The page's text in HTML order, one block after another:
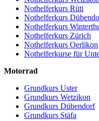
Nothelferkurs Rüti
Nothelferkurs
Nothelferkurs
Nothelferkurs Zürich
Nothelferkurs Oerlikon
Nothelferkurse für
Motorrad
Grundkurs Uster
Grundkurs Wetzikon
Grundkurs Dübendorf
Grundkurs Stäfa